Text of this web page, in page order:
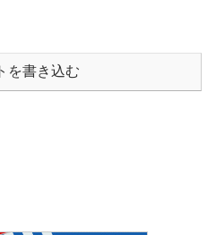
を書き込む